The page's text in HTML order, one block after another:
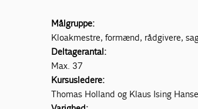
Målgruppe:
Kloakmestre, formænd, rådgivere,
Deltagerantal:
Max. 37
Kursusledere:
Thomas Holland og Klaus Ising